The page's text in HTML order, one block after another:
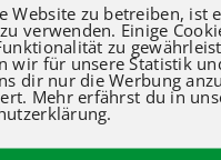
Website zu betreiben, ist
verwenden. Einige
zu
wir für unsere Statistik
dir nur die Werbung
Mehr erfährst du in